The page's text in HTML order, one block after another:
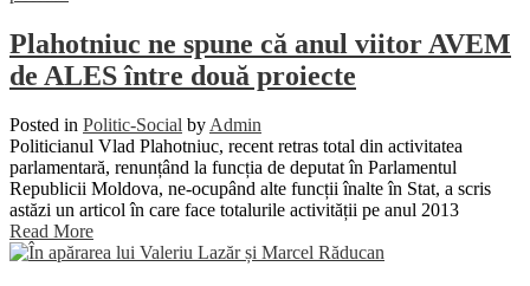
Plahotniuc ne spune că anul viitor AVEM
de ALES între două proiecte
Posted in Politic-Social byAdmin
Politicianul Vlad Plahotniuc, recent retras total din activitatea
parlamentară, renunțând la funcția de deputat în Parlamentul
Republicii Moldova, ne-ocupând alte funcții înalte în Stat, a scris
astăzi un articol în care face totalurile activității pe anul 2013
Read More